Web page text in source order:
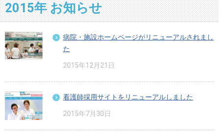
2015年 お知らせ
病院・施設ホームページがリニューアルされまし
た
2015年12月21日
看護師採用サイトをリニューアルしました
2015年7月30日